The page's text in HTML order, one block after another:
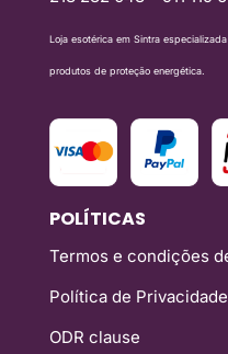
Loja esotérica em Sintra
produtos de proteção energética.
POLÍTICAS
Termos e condições
Política de Privacidade
ODR clause